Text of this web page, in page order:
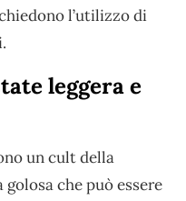
l’utilizzo di
leggera e
un cult della
che può essere